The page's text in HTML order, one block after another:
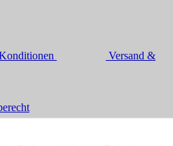
Versand &